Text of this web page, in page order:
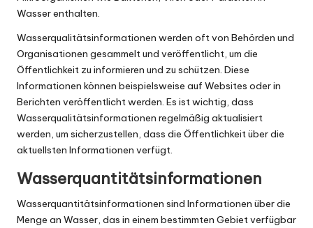
Wasser enthalten.
Wasserqualitätsinformationen werden oft von Behörden und
Organisationen gesammelt und veröffentlicht, um die
Öffentlichkeit zu informieren und zu schützen. Diese
Informationen können beispielsweise auf Websites oder in
Berichten veröffentlicht werden. Es ist wichtig, dass
Wasserqualitätsinformationen regelmäßig aktualisiert
werden, um sicherzustellen, dass die Öffentlichkeit über die
aktuellsten Informationen verfügt.
Wasserquantitätsinformationen
Wasserquantitätsinformationen sind Informationen über die
Menge an Wasser, das in einem bestimmten Gebiet verfügbar